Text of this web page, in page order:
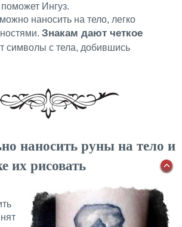
Ингуз.
наносить на тело, легко
Знакам дают четкое
символы с тела, добившись
наносить руны на тело и
их рисовать